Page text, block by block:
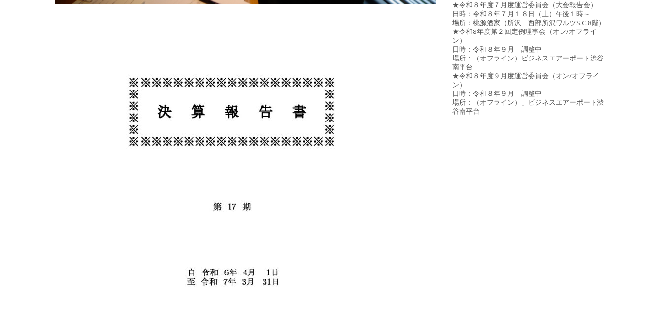
★令和８年度７月度運営委員会（大会報告会）
日時：令和８年７月１８日（土）午後１時～
場所：桃源酒家（所沢 西部所沢ワルツS.C.8階）
★令和8年度第２回定例理事会（オン/オフライ
ン）
日時：令和８年９月 調整中
場所：（オフライン）ビジネスエアーポート渋谷
南平台
★令和８年度９月度運営委員会（オン/オフライ
ン）
日時：令和８年９月 調整中
場所：（オフライン）」ビジネスエアーポート渋
谷南平台